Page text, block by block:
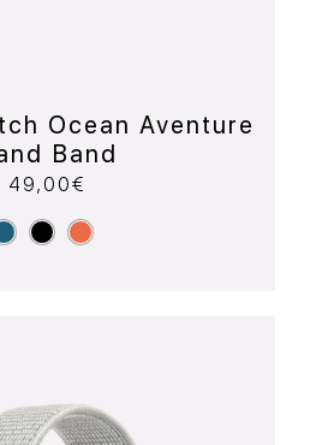
Ocean Aventure
Band
49,00€